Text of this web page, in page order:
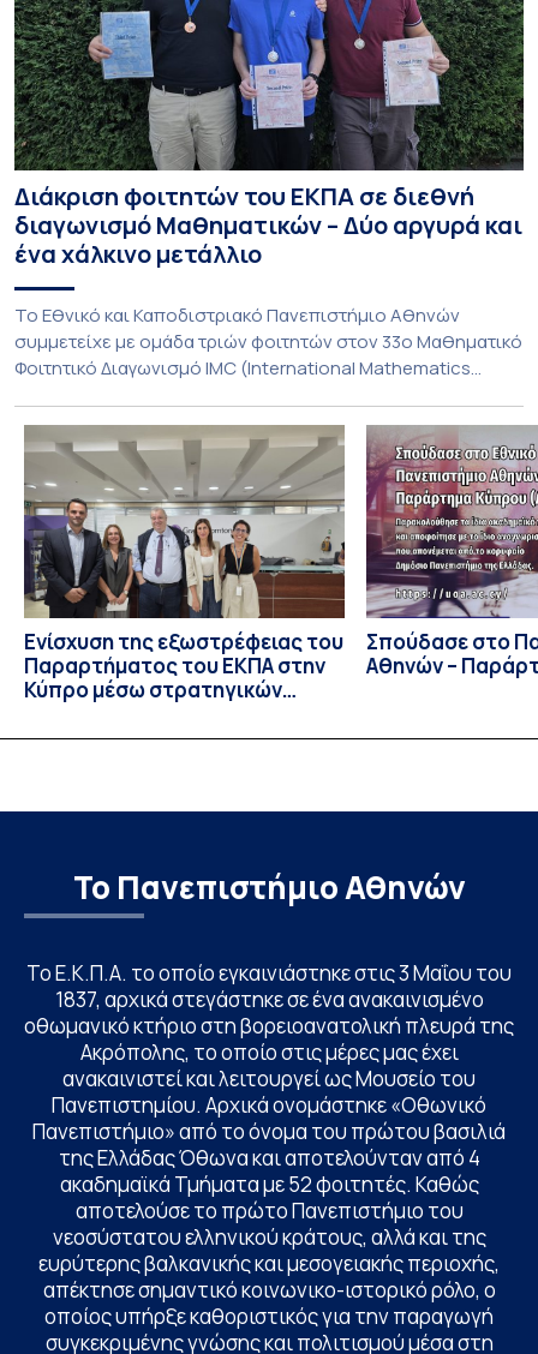
Διάκριση φοιτητών του ΕΚΠΑ σε διεθνή
διαγωνισμό Μαθηματικών – Δύο αργυρά και
ένα χάλκινο μετάλλιο
To Εθνικό και Καποδιστριακό Πανεπιστήμιο Αθηνών
συμμετείχε με ομάδα τριών φοιτητών στον 33ο Μαθηματικό
Φοιτητικό Διαγωνισμό IMC (International Mathematics
Ιουλίου στο Blagoevgrad της Βουλγαρίας. Σε αυτόν
συμμετείχαν 447 φοιτητές εκπροσωπώντας 135
πανεπιστήμια από 46 χώρες. Από την Ελλάδα, συμμετείχαν
επίσης το Εθνικό Μετσόβιο Πολυτεχνείο, το Αριστοτέλειο
Πανεπιστήμιο […]
Ενίσχυση της εξωστρέφειας του
Παραρτήματος του ΕΚΠΑ στην
Κύπρο μέσω στρατηγικών
Σπούδασε στο
Αθηνών –
Το Πανεπιστήμιο Αθηνών
Το Ε.Κ.Π.Α. το οποίο εγκαινιάστηκε στις 3 Μαΐου του
1837, αρχικά στεγάστηκε σε ένα ανακαινισμένο
οθωμανικό κτήριο στη βορειοανατολική πλευρά της
Ακρόπολης, το οποίο στις μέρες μας έχει
ανακαινιστεί και λειτουργεί ως Μουσείο του
Πανεπιστημίου. Αρχικά ονομάστηκε «Οθωνικό
Πανεπιστήμιο» από το όνομα του πρώτου βασιλιά
της Ελλάδας Όθωνα και αποτελούνταν από 4
ακαδημαϊκά Τμήματα με 52 φοιτητές. Καθώς
αποτελούσε το πρώτο Πανεπιστήμιο του
νεοσύστατου ελληνικού κράτους, αλλά και της
ευρύτερης βαλκανικής και μεσογειακής περιοχής,
απέκτησε σημαντικό κοινωνικο-ιστορικό ρόλο, ο
οποίος υπήρξε καθοριστικός για την παραγωγή
συγκεκριμένης γνώσης και πολιτισμού μέσα στη